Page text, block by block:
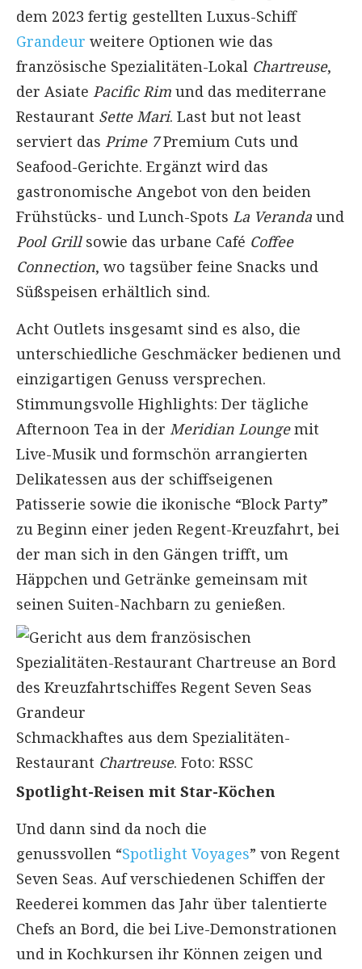
dem 2023 fertig gestellten Luxus-Schiff
Grandeur weitere Optionen wie das
französische Spezialitäten-Lokal Chartreuse,
der Asiate Pacific Rim und das mediterrane
Restaurant Sette Mari. Last but not least
serviert das Prime 7Premium Cuts und
Seafood-Gerichte. Ergänzt wird das
gastronomische Angebot von den beiden
Frühstücks- und Lunch-Spots La Veranda und
Pool Grill sowie das urbane Café Coffee
Connection, wo tagsüber feine Snacks und
Süßspeisen erhältlich sind.
Acht Outlets insgesamt sind es also, die
unterschiedliche Geschmäcker bedienen und
einzigartigen Genuss versprechen.
Stimmungsvolle Highlights: Der tägliche
Afternoon Tea in der Meridian Loungemit
Live-Musik und formschön arrangierten
Delikatessen aus der schiffseigenen
Patisserie sowie die ikonische “Block Party”
zu Beginn einer jeden Regent-Kreuzfahrt, bei
der man sich in den Gängen trifft, um
Häppchen und Getränke gemeinsam mit
seinen Suiten-Nachbarn zu genießen.
Schmackhaftes aus dem Spezialitäten-
Restaurant Chartreuse. Foto: RSSC
Spotlight-Reisen mit Star-Köchen
Und dann sind da noch die
genussvollen “Spotlight Voyages” von Regent
Seven Seas. Auf verschiedenen Schiffen der
Reederei kommen das Jahr über talentierte
Chefs an Bord, die bei Live-Demonstrationen
und in Kochkursen ihr Können zeigen und